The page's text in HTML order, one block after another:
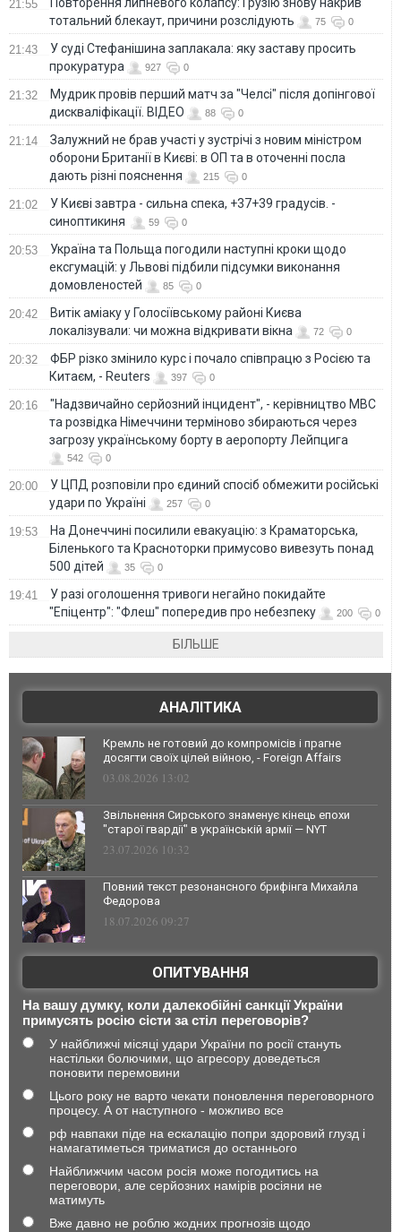
21:55
тотальний блекаут, причини розслідують
75 0
21:43
У суді Стефанішина заплакала: яку заставу просить
прокуратура
927 0
21:32
Мудрик провів перший матч за "Челсі" після допінгової
дискваліфікації. ВІДЕО
88 0
21:14
Залужний не брав участі у зустрічі з новим міністром
оборони Британії в Києві: в ОП та в оточенні посла
дають різні пояснення
215 0
21:02
У Києві завтра - сильна спека, +37+39 градусів. -
синоптикиня
59 0
20:53
Україна та Польща погодили наступні кроки щодо
ексгумацій: у Львові підбили підсумки виконання
домовленостей
85 0
20:42
Витік аміаку у Голосіївському районі Києва
локалізували: чи можна відкривати вікна
72 0
20:32
ФБР різко змінило курс і почало співпрацю з Росією та
Китаєм, - Reuters
397 0
20:16
"Надзвичайно серйозний інцидент", - керівництво МВС
та розвідка Німеччини терміново збираються через
загрозу українському борту в аеропорту Лейпцига
542 0
20:00
У ЦПД розповіли про єдиний спосіб обмежити російські
удари по Україні
257 0
19:53
На Донеччині посилили евакуацію: з Краматорська,
Біленького та Красноторки примусово вивезуть понад
500 дітей
35 0
19:41
У разі оголошення тривоги негайно покидайте
"Епіцентр": "Флеш" попередив про небезпеку
200 0
БІЛЬШЕ
АНАЛІТИКА
Кремль не готовий до компромісів і прагне
досягти своїх цілей війною, - Foreign Affairs
03.08.2026 13:02
Звільнення Сирського знаменує кінець епохи
"старої гвардії" в українській армії — NYT
23.07.2026 10:32
Повний текст резонансного брифінга Михайла
Федорова
18.07.2026 09:27
ОПИТУВАННЯ
На вашу думку, коли далекобійні санкції України
примусять росію сісти за стіл переговорів?
У найближчі місяці удари України по росії стануть
настільки болючими, що агресору доведеться
поновити перемовини
Цього року не варто чекати поновлення переговорного
процесу. А от наступного - можливо все
рф навпаки піде на ескалацію попри здоровий глузд і
намагатиметься триматися до останнього
Найближчим часом росія може погодитись на
переговори, але серйозних намірів росіяни не
матимуть
Вже давно не роблю жодних прогнозів щодо